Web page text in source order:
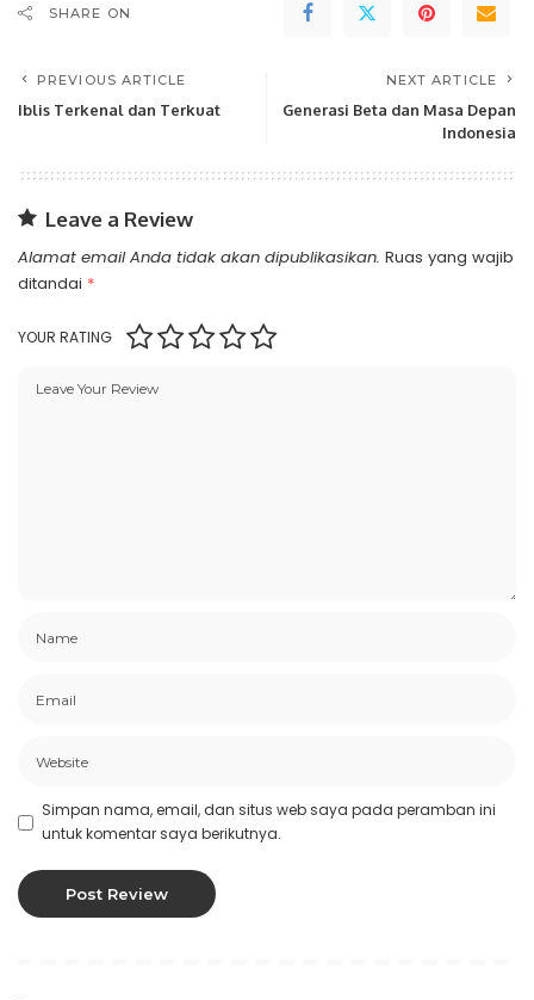
SHARE ON
PREVIOUS ARTICLE
Iblis Terkenal dan Terkuat
NEXT ARTICLE
Generasi Beta dan Masa Depan
Indonesia
Leave a Review
Alamat email Anda tidak akan dipublikasikan. Ruas yang wajib
ditandai *
YOUR RATING
Simpan nama, email, dan situs web saya pada peramban ini
untuk komentar saya berikutnya.